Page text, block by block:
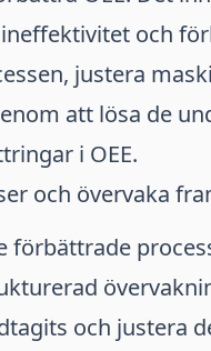
och
justera
att lösa de
i OEE.
och övervaka
förbättrade
och justera